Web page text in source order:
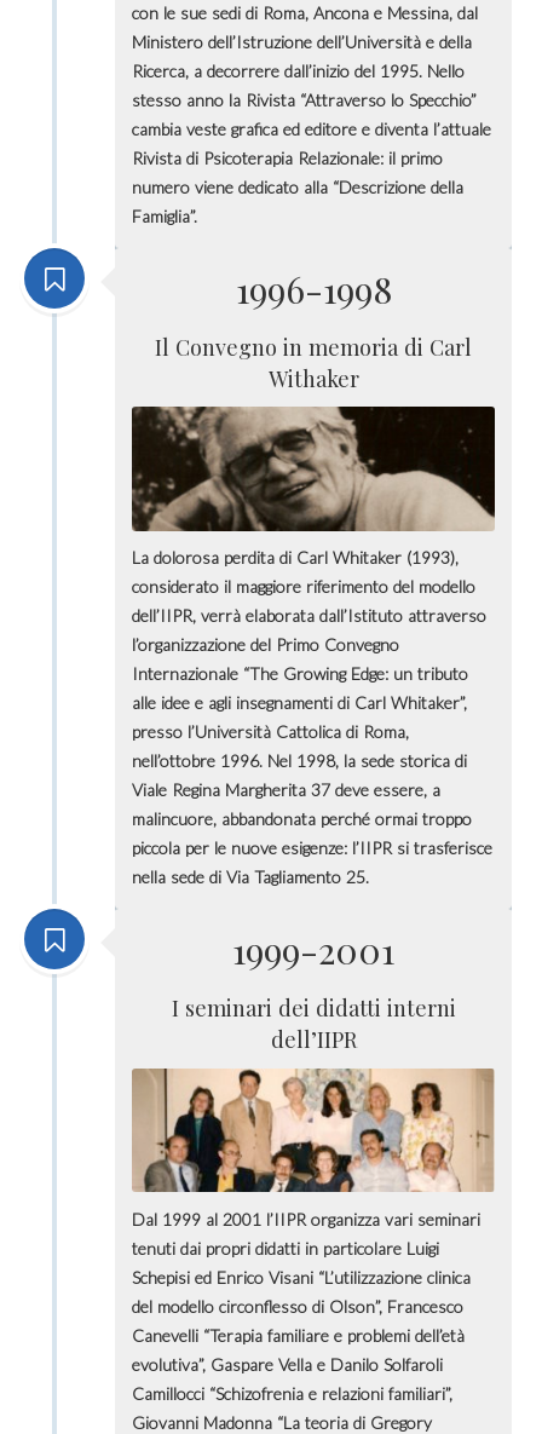
con le sue sedi di Roma, Ancona e Messina, dal
Ministero dell’Istruzione dell’Università e della
Ricerca, a decorrere dall’inizio del 1995. Nello
stesso anno la Rivista “Attraverso lo Specchio”
cambia veste grafica ed editore e diventa l’attuale
Rivista di Psicoterapia Relazionale: il primo
numero viene dedicato alla “Descrizione della
Famiglia”.
1996-1998
Il Convegno in memoria di Carl
Withaker
La dolorosa perdita di Carl Whitaker (1993),
considerato il maggiore riferimento del modello
dell’IIPR, verrà elaborata dall’Istituto attraverso
l’organizzazione del Primo Convegno
Internazionale “The Growing Edge: un tributo
alle idee e agli insegnamenti di Carl Whitaker”,
presso l’Università Cattolica di Roma,
nell’ottobre 1996. Nel 1998, la sede storica di
Viale Regina Margherita 37 deve essere, a
malincuore, abbandonata perché ormai troppo
piccola per le nuove esigenze: l’IIPR si trasferisce
nella sede di Via Tagliamento 25.
1999-2001
I seminari dei didatti interni
dell’IIPR
Dal 1999 al 2001 l’IIPR organizza vari seminari
tenuti dai propri didatti in particolare Luigi
Schepisi ed Enrico Visani “L’utilizzazione clinica
del modello circonflesso di Olson”, Francesco
Canevelli “Terapia familiare e problemi dell’età
evolutiva”, Gaspare Vella e Danilo Solfaroli
Camillocci “Schizofrenia e relazioni familiari”,
Giovanni Madonna “La teoria di Gregory